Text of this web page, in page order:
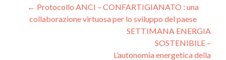
Navigazione
articoli
← Protocollo ANCI – CONFARTIGIANATO : una
collaborazione virtuosa per lo sviluppo del paese
SETTIMANA ENERGIA
SOSTENIBILE –
L’autonomia energetica della